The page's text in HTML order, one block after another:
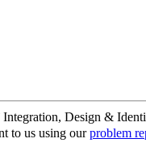
Design &
to us using ourproblem